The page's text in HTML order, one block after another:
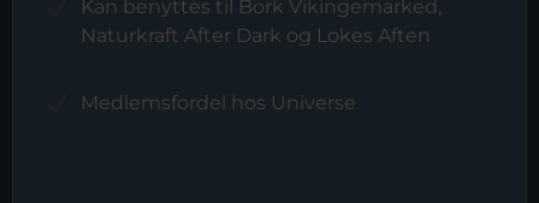
Kan benyttes til Bork Vikingemarked,
Naturkraft After Dark og Lokes Aften
Medlemsfordel hos Universe